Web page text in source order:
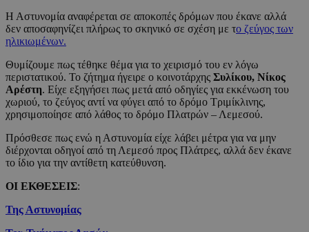
Η Αστυνομία αναφέρεται σε αποκοπές δρόμων που έκανε αλλά
δεν αποσαφηνίζει πλήρως το σκηνικό σε σχέση με το ζεύγος των
ηλικιωμένων.
Θυμίζουμε πως τέθηκε θέμα για το χειρισμό του εν λόγω
περιστατικού. Το ζήτημα ήγειρε ο κοινοτάρχης Συλίκου, Νίκος
Αρέστη. Είχε εξηγήσει πως μετά από οδηγίες για εκκένωση του
χωριού, το ζεύγος αντί να φύγει από το δρόμο Τριμίκλινης,
χρησιμοποίησε από λάθος το δρόμο Πλατρών – Λεμεσού.
Πρόσθεσε πως ενώ η Αστυνομία είχε λάβει μέτρα για να μην
διέρχονται οδηγοί από τη Λεμεσό προς Πλάτρες, αλλά δεν έκανε
το ίδιο για την αντίθετη κατεύθυνση.
ΟΙ ΕΚΘΕΣΕΙΣ:
Της Αστυνομίας